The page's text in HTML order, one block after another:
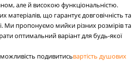
але й високою функціональністю.
матеріалів, що гарантує довговічність та
Ми пропонуємо мийки різних розмірів та
оптимальний варіант для будь-якої
подивитисьвартість душових